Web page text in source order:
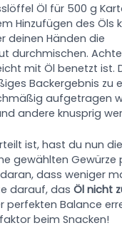
Öl für 500 g
Hinzufügen des Öls
deinen Händen die
durchmischen.
mit Öl benetzt ist.
Backergebnis zu
aufgetragen
andere knusprig
ist, hast du nun
gewählten Gewürze
dass weniger
darauf, dasÖl nicht
perfekten Balance
beim Snacken!